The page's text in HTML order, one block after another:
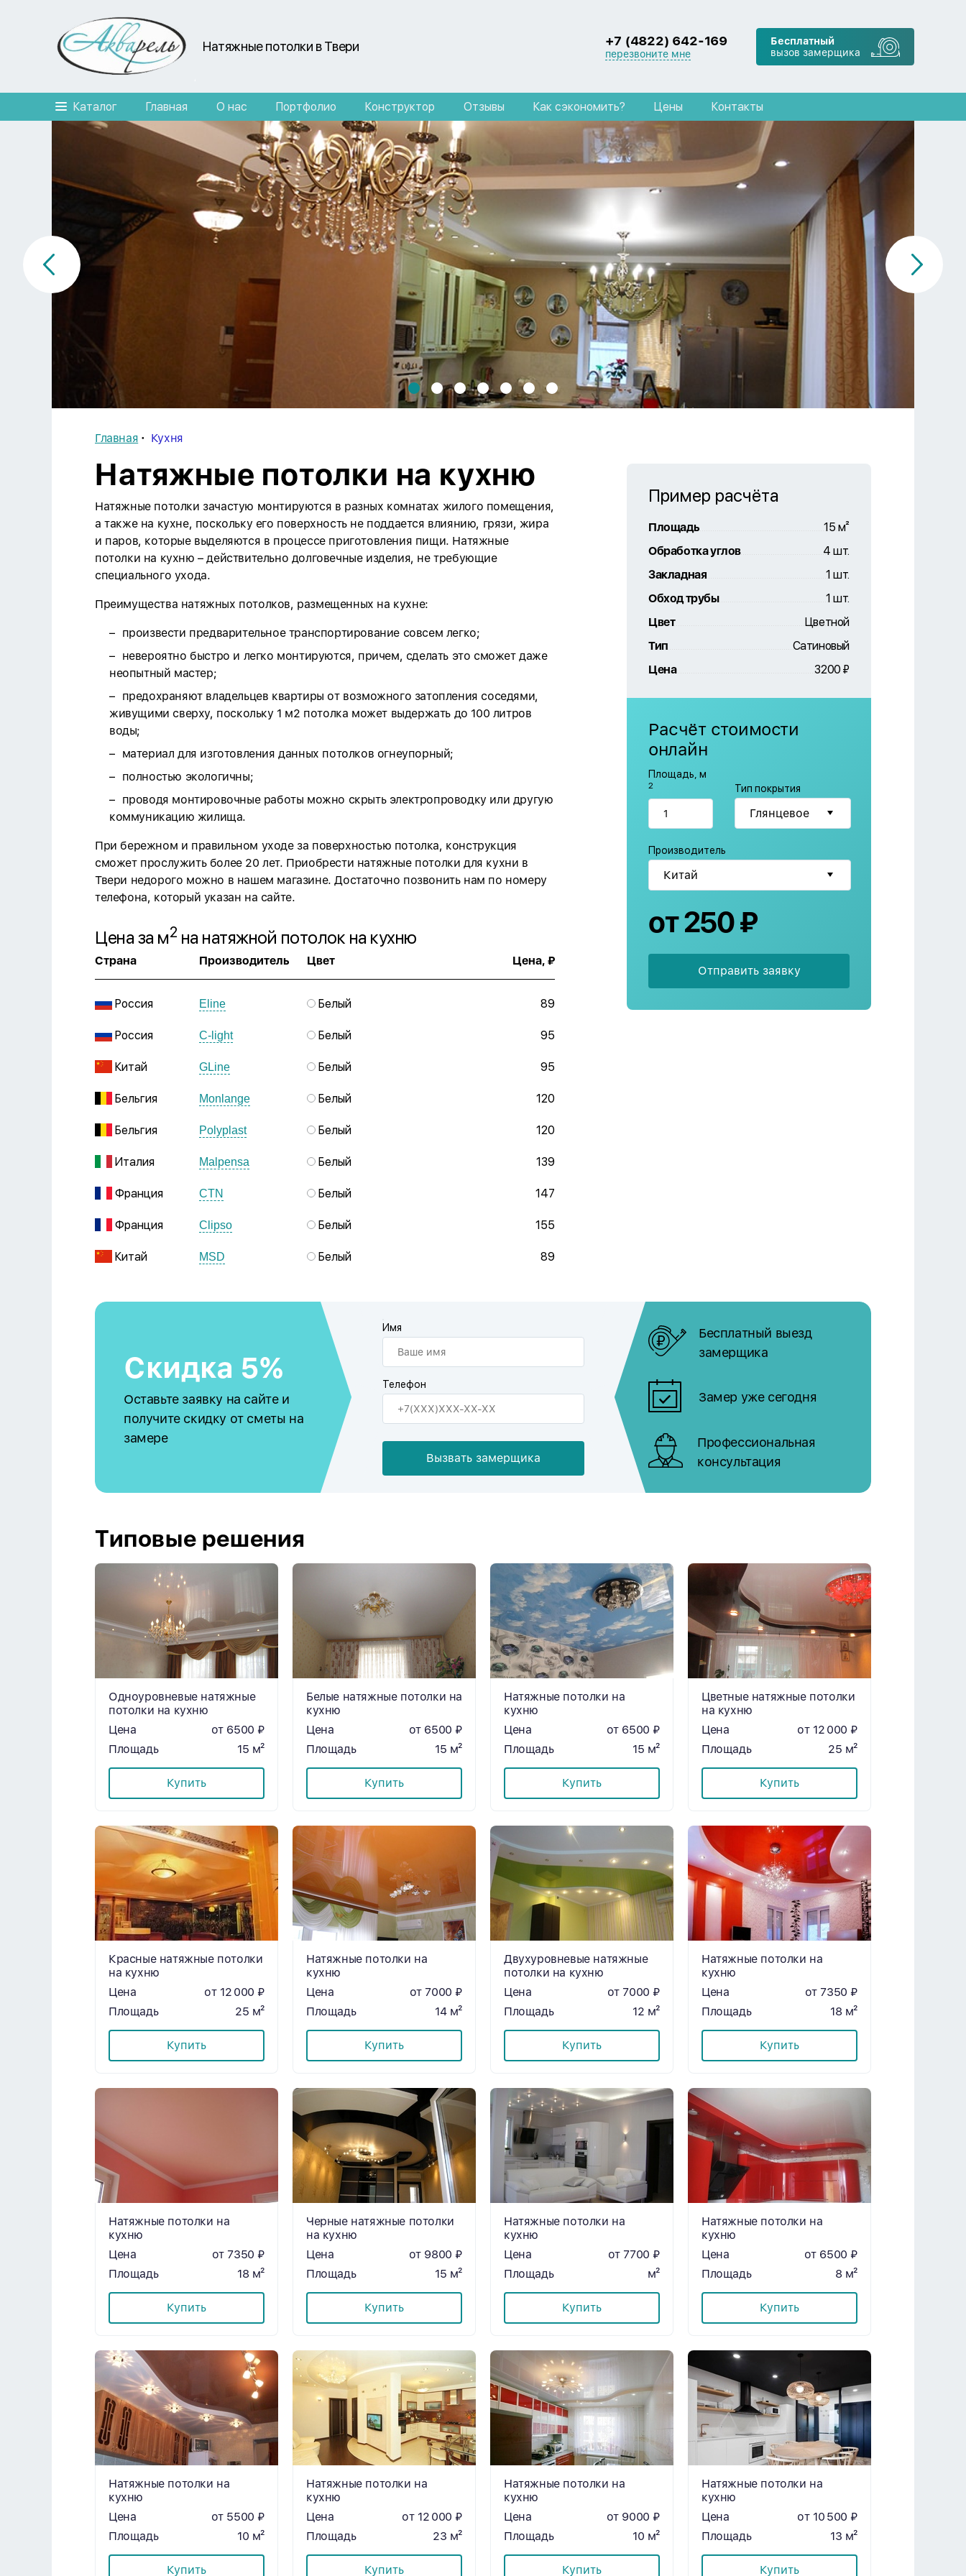
Натяжные потолки в Твери +7 (4822) 642-169
перезвоните мне
Бесплатный
вызов замерщика
Каталог Главная О нас Портфолио Конструктор Отзывы Как сэкономить? Цены Контакты
Главная Кухня
Натяжные потолки на кухню
Натяжные потолки зачастую монтируются в разных комнатах жилого помещения,
а также на кухне, поскольку его поверхность не поддается влиянию, грязи, жира
и паров, которые выделяются в процессе приготовления пищи. Натяжные
потолки на кухню – действительно долговечные изделия, не требующие
специального ухода.
Преимущества натяжных потолков, размещенных на кухне:
произвести предварительное транспортирование совсем легко;
невероятно быстро и легко монтируются, причем, сделать это сможет даже
неопытный мастер;
предохраняют владельцев квартиры от возможного затопления соседями,
живущими сверху, поскольку 1 м2 потолка может выдержать до 100 литров
воды;
материал для изготовления данных потолков огнеупорный;
полностью экологичны;
проводя монтировочные работы можно скрыть электропроводку или другую
коммуникацию жилища.
При бережном и правильном уходе за поверхностью потолка, конструкция
сможет прослужить более 20 лет. Приобрести натяжные потолки для кухни в
Твери недорого можно в нашем магазине. Достаточно позвонить нам по номеру
телефона, который указан на сайте.
Цена за м2 на натяжной потолок на кухню
Страна Производитель Цвет Цена, ₽
Россия Eline Белый 89
Россия C-light Белый 95
Китай GLine Белый 95
Бельгия Monlange Белый 120
Бельгия Polyplast Белый 120
Италия Malpensa Белый 139
Франция CTN Белый 147
Франция Clipso Белый 155
Китай MSD Белый 89
Пример расчёта
Площадь
15 м²
Обработка углов
4 шт.
Закладная
1 шт.
Обход трубы
1 шт.
Цвет
Цветной
Тип
Сатиновый
Цена
3200 ₽
Расчёт стоимости
онлайн
Площадь, м
2 Тип покрытия
Производитель
от 250 ₽
Отправить заявку
Скидка 5%
Оставьте заявку на сайте и
получите скидку от сметы на
замере
Имя
Телефон
Вызвать замерщика
Бесплатный выезд
замерщика
Замер уже сегодня
Профессиональная
консультация
Типовые решения
Одноуровневые натяжные
потолки на кухню
Цена
от 6500 ₽
Площадь
15 м²
Купить
Белые натяжные потолки на
кухню
Цена
от 6500 ₽
Площадь
15 м²
Купить
Натяжные потолки на
кухню
Цена
от 6500 ₽
Площадь
15 м²
Купить
Цветные натяжные потолки
на кухню
Цена
от 12 000 ₽
Площадь
25 м²
Купить
Красные натяжные потолки
на кухню
Цена
от 12 000 ₽
Площадь
25 м²
Купить
Натяжные потолки на
кухню
Цена
от 7000 ₽
Площадь
14 м²
Купить
Двухуровневые натяжные
потолки на кухню
Цена
от 7000 ₽
Площадь
12 м²
Купить
Натяжные потолки на
кухню
Цена
от 7350 ₽
Площадь
18 м²
Купить
Натяжные потолки на
кухню
Цена
от 7350 ₽
Площадь
18 м²
Купить
Черные натяжные потолки
на кухню
Цена
от 9800 ₽
Площадь
15 м²
Купить
Натяжные потолки на
кухню
Цена
от 7700 ₽
Площадь
м²
Купить
Натяжные потолки на
кухню
Цена
от 6500 ₽
Площадь
8 м²
Купить
Натяжные потолки на
кухню
Цена
от 5500 ₽
Площадь
10 м²
Купить
Натяжные потолки на
кухню
Цена
от 12 000 ₽
Площадь
23 м²
Купить
Натяжные потолки на
кухню
Цена
от 9000 ₽
Площадь
10 м²
Купить
Натяжные потолки на
кухню
Цена
от 10 500 ₽
Площадь
13 м²
Купить